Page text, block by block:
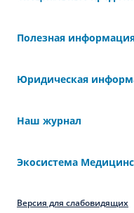
Полезная
Юридическая
Наш журнал
Экосистема
Версия для слабовидящих